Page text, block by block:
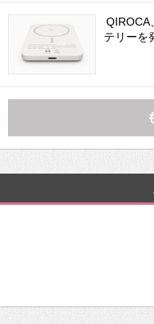
QIROCA
テリーを